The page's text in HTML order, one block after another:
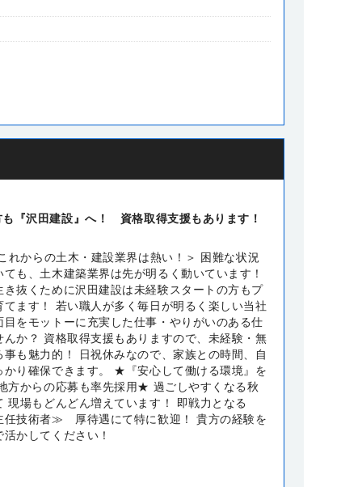
沢田建設』へ！ 資格取得支援もあります！
からの土木・建設業界は熱い！＞ 困難な状況
も、土木建築業界は先が明るく動いています！
き抜くために沢田建設は未経験スタートの方もプ
てます！ 若い職人が多く毎日が明るく楽しい当社
目をモットーに充実した仕事・やりがいのある仕
んか？ 資格取得支援もありますので、未経験・無
事も魅力的！ 日祝休みなので、家族との時間、自
かり確保できます。 ★『安心して働ける環境』を
からの応募も率先採用★ 過ごしやすくなる秋
現場もどんどん増えています！ 即戦力となる
技術者≫ 厚待遇にて特に歓迎！ 貴方の経験を
かしてください！